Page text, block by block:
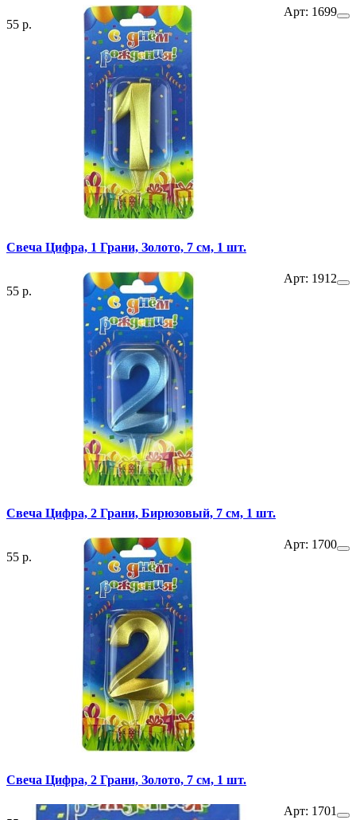
55 р.
Арт: 1699
Свеча Цифра, 1 Грани, Золото, 7 см, 1 шт.
55 р.
Арт: 1912
Свеча Цифра, 2 Грани, Бирюзовый, 7 см, 1 шт.
55 р.
Арт: 1700
Свеча Цифра, 2 Грани, Золото, 7 см, 1 шт.
Арт: 1701